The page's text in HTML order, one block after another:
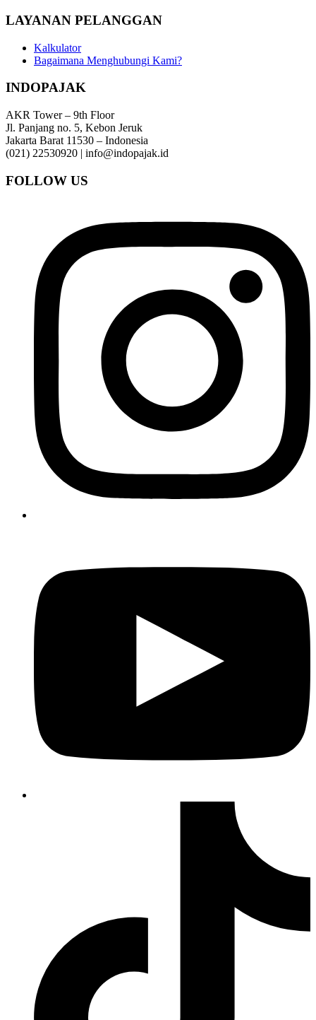
LAYANAN PELANGGAN
Kalkulator
Bagaimana Menghubungi Kami?
INDOPAJAK
AKR Tower – 9th Floor
Jl. Panjang no. 5, Kebon Jeruk
Jakarta Barat 11530 – Indonesia
(021) 22530920 | info@indopajak.id
FOLLOW US